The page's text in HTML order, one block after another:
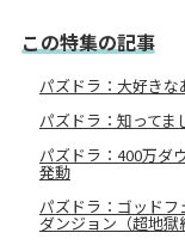
この特集の記事
パズドラ：大好き
パズドラ：知ってま
パズドラ：400万ダ
発動
パズドラ：ゴッド
ダンジョン（超地